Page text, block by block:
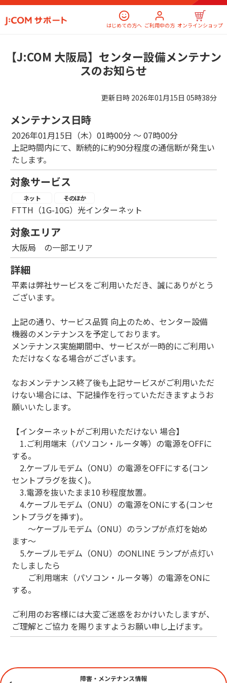
はじめての方へ ご利用中の方 オンラインショップ
【J:COM 大阪局】センター設備メンテナン
スのお知らせ
更新日時 2026年01月15日 05時38分
メンテナンス日時
2026年01月15日（木）01時00分 ～ 07時00分
上記時間内にて、断続的に約90分程度の通信断が発生い
たします。
対象サービス
ネット そのほか
FTTH（1G-10G）光インターネット
対象エリア
大阪局 の一部エリア
詳細
平素は弊社サービスをご利用いただき、誠にありがとう
ございます。
上記の通り、サービス品質 向上のため、センター設備
機器のメンテナンスを予定しております。
メンテナンス実施期間中、サービスが一時的にご利用い
ただけなくなる場合がございます。
なおメンテナンス終了後も上記サービスがご利用いただ
けない場合には、下記操作を行っていただきますようお
願いいたします。
【インターネットがご利用いただけない 場合】
1.ご利用端末（パソコン・ルータ等）の電源をOFFに
する。
2.ケーブルモデム（ONU）の電源をOFFにする(コン
セントプラグを抜く)。
3.電源を抜いたまま10 秒程度放置。
4.ケーブルモデム（ONU）の電源をONにする(コンセ
ントプラグを挿す)。
～ケーブルモデム（ONU）のランプが点灯を始め
ます～
5.ケーブルモデム（ONU）のONLINE ランプが点灯い
たしましたら
ご利用端末（パソコン・ルータ等）の電源をONに
する。
ご利用のお客様には大変ご迷惑をおかけいたしますが、
ご理解とご協力 を賜りますようお願い申し上げます。
障害・メンテナンス情報